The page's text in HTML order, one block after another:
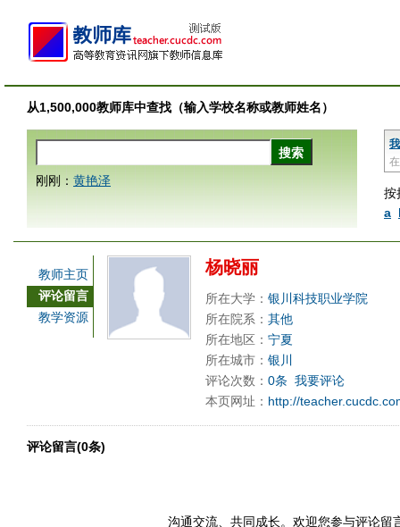
从1,500,000教师库中查找（输入学校名称或教师姓名）
按
a
刚刚： 黄艳泽
教师主页
评论留言
教学资源
杨晓丽
所在大学： 银川科技职业学院
所在院系： 其他
所在地区： 宁夏
所在城市： 银川
评论次数： 0条 我要评论
本页网址： http://
评论留言(0条)
沟通交流、共同成长。欢迎您参与评论留